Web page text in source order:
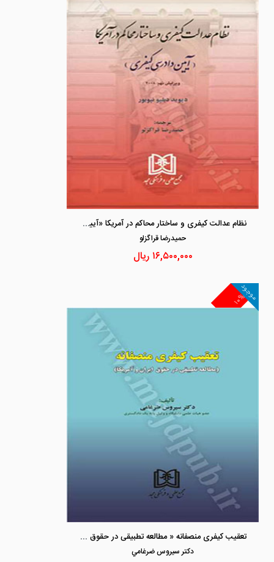
نظام عدالت کیفری و ساختار محاکم در آمریکا «آیین دادرسی کیفری»
حميدرضا قراگزلو
۱۶,۵۰۰,۰۰۰ ریال
۱۰%
موجود
تعقیب کیفری منصفانه « مطالعه تطبیقی در حقوق ایران و آمریکا »
دكتر سيروس ضرغامي